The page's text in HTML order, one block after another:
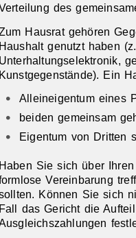
des
Hausrat gehören
Haushalt genutzt haben
Unterhaltungselektronik,
Kunstgegenstände). Ein
Alleineigentum eines
beiden gemeinsam
Eigentum von Dritten
Haben Sie sich über
Vereinbarung
Können Sie sich
Fall das Gericht die